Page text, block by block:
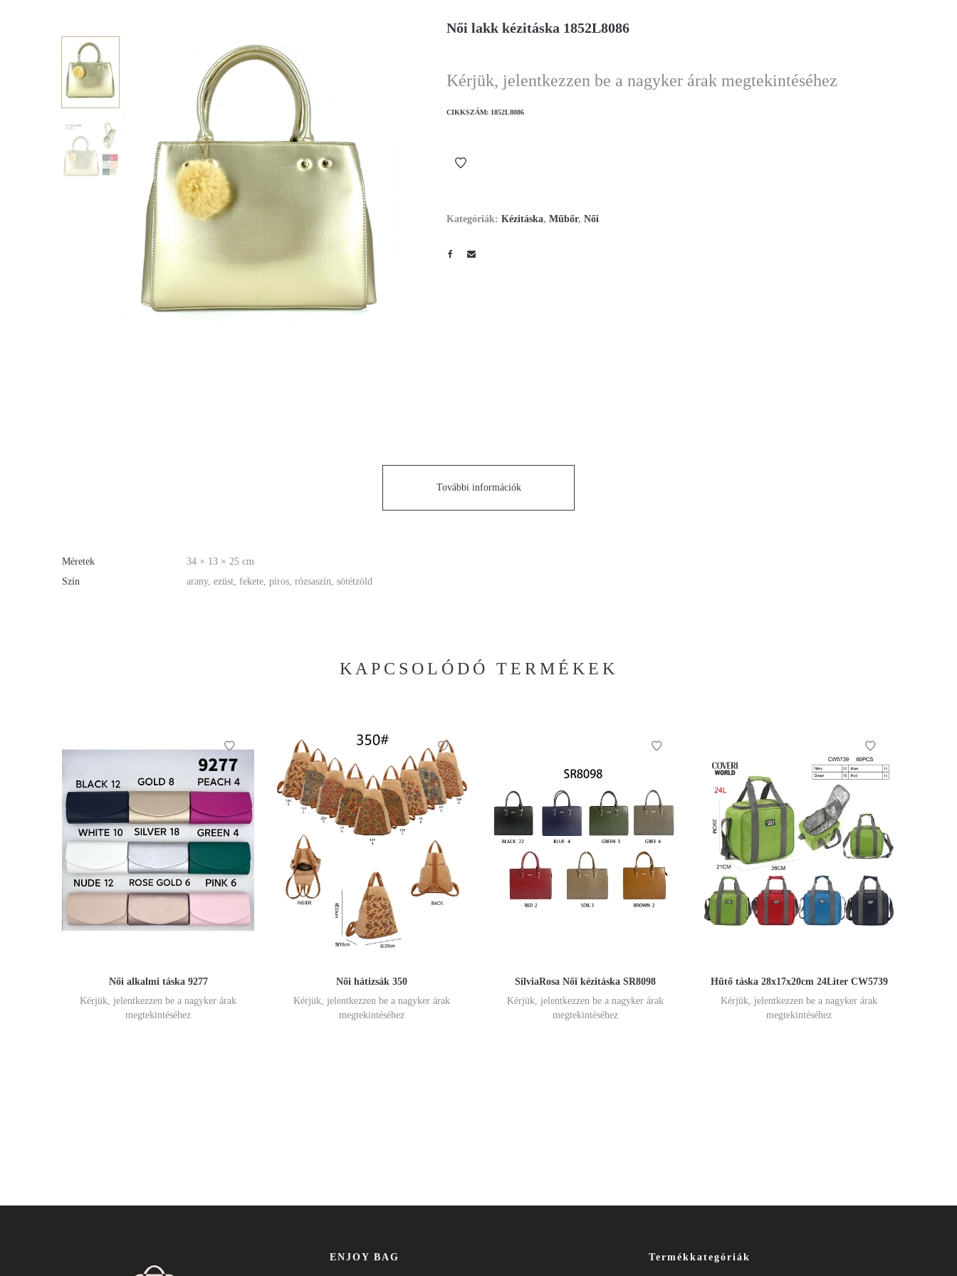
Női lakk kézitáska 1852L8086
Kérjük, jelentkezzen be a nagyker árak megtekintéséhez
CIKKSZÁM: 1852L8086
Kategóriák: Kézitáska, Műbőr, Női
További információk
Méretek
34 × 13 × 25 cm
Szín
arany, ezüst, fekete, piros, rózsaszín, sötétzöld
KAPCSOLÓDÓ TERMÉKEK
Női alkalmi táska 9277
Kérjük, jelentkezzen be a nagyker árak
megtekintéséhez
Női hátizsák 350
Kérjük, jelentkezzen be a nagyker árak
megtekintéséhez
SilviaRosa Női kézitáska SR8098
Kérjük, jelentkezzen be a nagyker árak
megtekintéséhez
Hűtő táska 28x17x20cm 24Liter CW5739
Kérjük, jelentkezzen be a nagyker árak
megtekintéséhez
ENJOY BAG Termékkategóriák